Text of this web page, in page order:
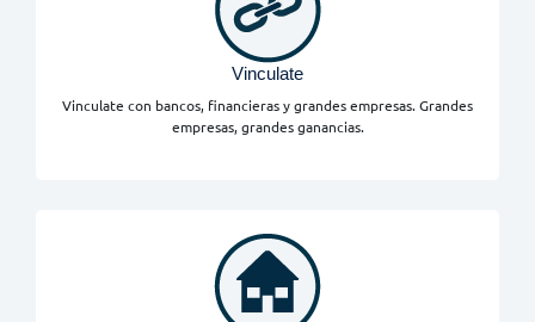
Vinculate
Vinculate con bancos, financieras y grandes empresas. Grandes
empresas, grandes ganancias.